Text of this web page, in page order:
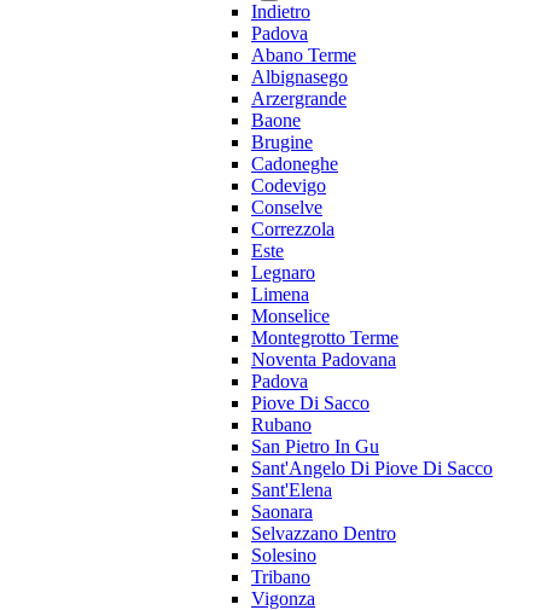
Indietro
Padova
Abano Terme
Albignasego
Arzergrande
Baone
Brugine
Cadoneghe
Codevigo
Conselve
Correzzola
Este
Legnaro
Limena
Monselice
Montegrotto Terme
Noventa Padovana
Padova
Piove Di Sacco
Rubano
San Pietro In Gu
Sant'Angelo Di Piove Di Sacco
Sant'Elena
Saonara
Selvazzano Dentro
Solesino
Tribano
Vigonza